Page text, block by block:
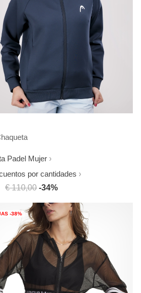
Padel Mujer
por cantidades
€ 110,00-34%
-38%